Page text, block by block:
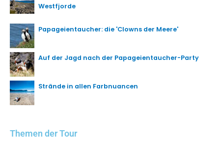
Westfjorde
Papageientaucher: die 'Clowns der Meere'
Auf der Jagd nach der Papageientaucher-Party
Strände in allen Farbnuancen
Themen der Tour